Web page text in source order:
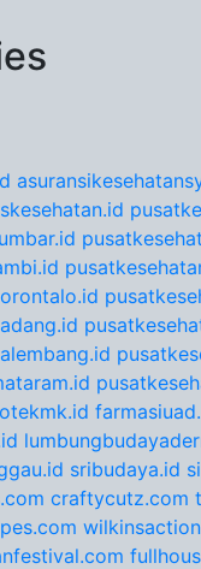
sribudaya.id
craftycutz.com